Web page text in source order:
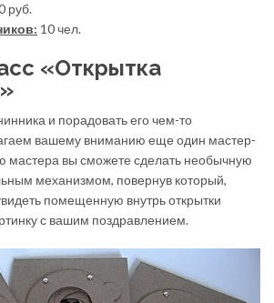
руб.
10 чел.
«Открытка
и порадовать его чем-то
вашему вниманию еще один мастер-
мастера вы сможете сделать необычную
механизмом, повернув который,
помещенную внутрь открытки
с вашим поздравлением.